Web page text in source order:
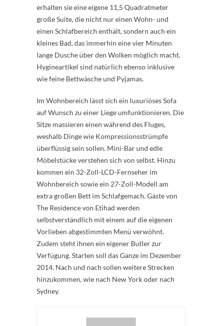
erhalten sie eine eigene 11,5 Quadratmeter
große Suite, die nicht nur einen Wohn- und
einen Schlafbereich enthält, sondern auch ein
kleines Bad, das immerhin eine vier Minuten
lange Dusche über den Wolken möglich macht.
Hygineartikel sind natürlich ebenso inklusive
wie feine Bettwäsche und Pyjamas.
Im Wohnbereich lässt sich ein luxuriöses Sofa
auf Wunsch zu einer Liege umfunktionieren. Die
Sitze massieren einen während des Fluges,
weshalb Dinge wie Kompressionsstrümpfe
überflüssig sein sollen. Mini-Bar und edle
Möbelstücke verstehen sich von selbst. Hinzu
kommen ein 32-Zoll-LCD-Fernseher im
Wohnbereich sowie ein 27-Zoll-Modell am
extra großen Bett im Schlafgemach. Gäste von
The Residence von Etihad werden
selbstverständlich mit einem auf die eigenen
Vorlieben abgestimmten Menü verwöhnt.
Zudem steht ihnen ein eigener Butler zur
Verfügung. Starten soll das Ganze im Dezember
2014. Nach und nach sollen weitere Strecken
hinzukommen, wie nach New York oder nach
Sydney.